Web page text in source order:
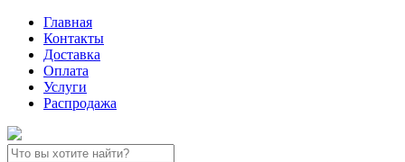
Главная
Контакты
Доставка
Оплата
Услуги
Распродажа